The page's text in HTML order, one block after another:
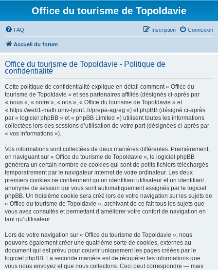
Office du tourisme de Topoldavie
FAQ Connexion
Inscription
Accueil du forum
Office du tourisme de Topoldavie - Politique de
confidentialité
Cette politique de confidentialité explique en détail comment « Office du
tourisme de Topoldavie » et ses partenaires affiliés (désignés ci-après par
« nous », « notre », « nos », « Office du tourisme de Topoldavie » et
« https://web1-math.univ-lyon1.fr/prepa-agreg ») et phpBB (désigné ci-après
par « logiciel phpBB » et « phpBB Limited ») utilisent toutes les informations
collectées lors des sessions d’utilisation de votre part (désignées ci-après par
« vos informations »).
Vos informations sont collectées de deux manières différentes. Premièrement,
en naviguant sur « Office du tourisme de Topoldavie », le logiciel phpBB
génèrera un certain nombre de cookies qui sont de petits fichiers téléchargés
temporairement par le navigateur internet de votre ordinateur. Les deux
premiers cookies ne contiennent qu’un identifiant utilisateur et un identifiant
anonyme de session qui vous sont automatiquement assignés par le logiciel
phpBB. Un troisième cookie sera créé lors de votre navigation sur les sujets de
« Office du tourisme de Topoldavie », archivant de ce fait tous les sujets que
vous avez consultés et permettant d’améliorer votre confort de navigation en
tant qu’utilisateur.
Lors de votre navigation sur « Office du tourisme de Topoldavie », nous
pouvons également créer une quatrième sorte de cookies, externes au
document qui est prévu pour couvrir uniquement les pages créées par le
logiciel phpBB. La seconde manière est de récupérer les informations que
vous nous envoyez et que nous collectons. Ceci peut correspondre — mais